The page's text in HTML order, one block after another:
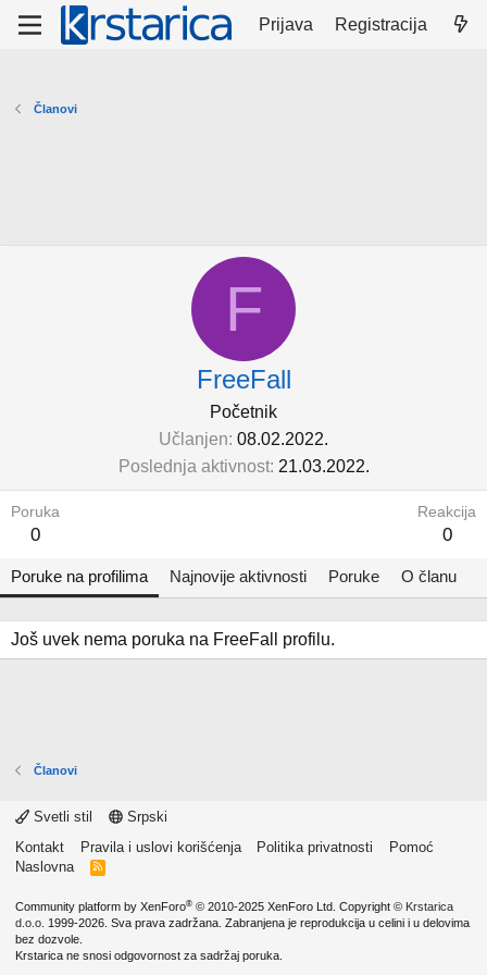
Prijava Registracija
Članovi
F
FreeFall
Početnik
Učlanjen 08.02.2022.
Poslednja aktivnost 21.03.2022.
Poruka
0
Reakcija
0
Poruke na profilima Najnovije aktivnosti Poruke O članu
Još uvek nema poruka na FreeFall profilu.
Članovi
Svetli stil
Srpski
Kontakt
Pravila i uslovi korišćenja Politika privatnosti
Pomoć
Naslovna
R
Community platform by XenForo® © 2010-2025 XenForo Ltd. Copyright © Krstarica
d.o.o. 1999-2026. Sva prava zadržana. Zabranjena je reprodukcija u celini i u delovima
bez dozvole.
Krstarica ne snosi odgovornost za sadržaj poruka.